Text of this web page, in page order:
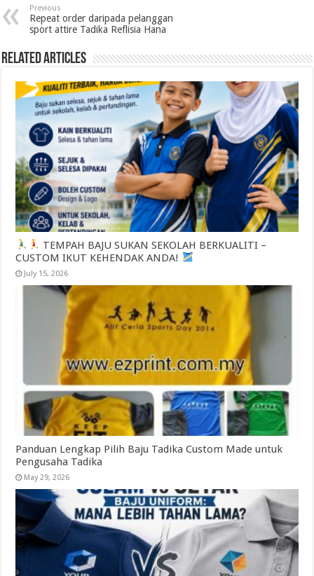
Previous
Repeat order daripada pelanggan
sport attire Tadika Reflisia Hana
Related Articles
TEMPAH BAJU SUKAN SEKOLAH BERKUALITI –
CUSTOM IKUT KEHENDAK ANDA!
July 15, 2026
Panduan Lengkap Pilih Baju Tadika Custom Made untuk
Pengusaha Tadika
May 29, 2026